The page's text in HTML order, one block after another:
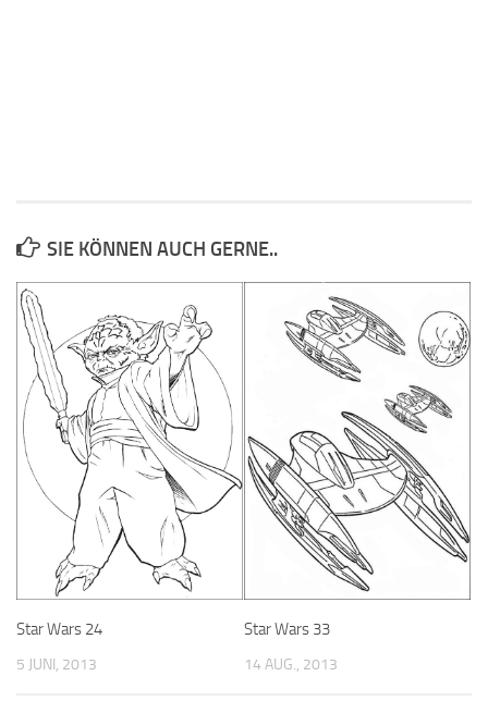
SIE KÖNNEN AUCH GERNE..
Star Wars 24
5 JUNI, 2013
Star Wars 33
14 AUG., 2013